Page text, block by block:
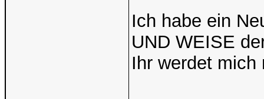
Ich habe ein
UND WEISE
Ihr werdet